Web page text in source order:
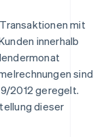
mit
innerhalb
sind
2012 geregelt.
dieser